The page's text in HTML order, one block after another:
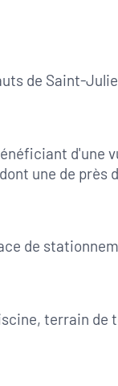
de Saint-
d'une
une de près
de
terrain